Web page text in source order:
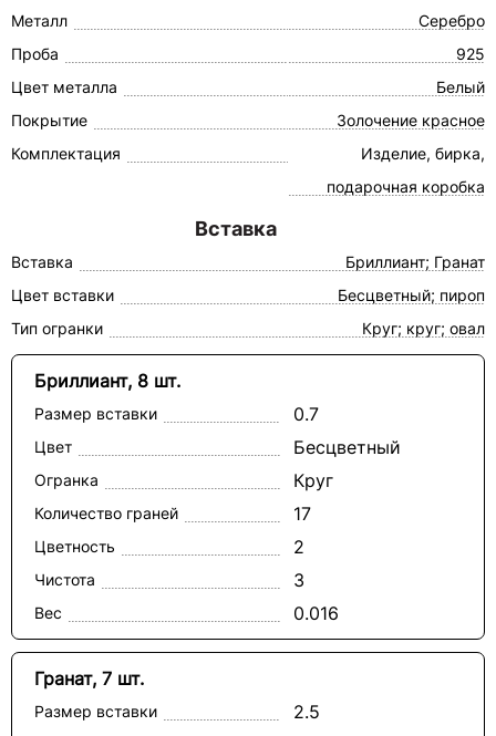
Металл
Серебро
Проба
925
Цвет металла
Белый
Покрытие
Золочение красное
Комплектация
Изделие, бирка,
подарочная коробка
Вставка
Вставка
Бриллиант; Гранат
Цвет вставки
Бесцветный; пироп
Тип огранки
Круг; круг; овал
Бриллиант, 8 шт.
Размер вставки 0.7
Цвет Бесцветный
Огранка Круг
Количество граней 17
Цветность 2
Чистота 3
Вес 0.016
Гранат, 7 шт.
Размер вставки 2.5